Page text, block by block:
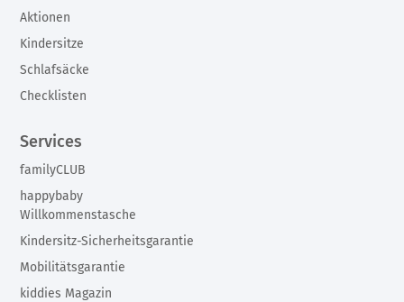
Aktionen
Kindersitze
Schlafsäcke
Checklisten
Services
familyCLUB
happybaby
Willkommenstasche
Kindersitz-Sicherheitsgarantie
Mobilitätsgarantie
kiddies Magazin